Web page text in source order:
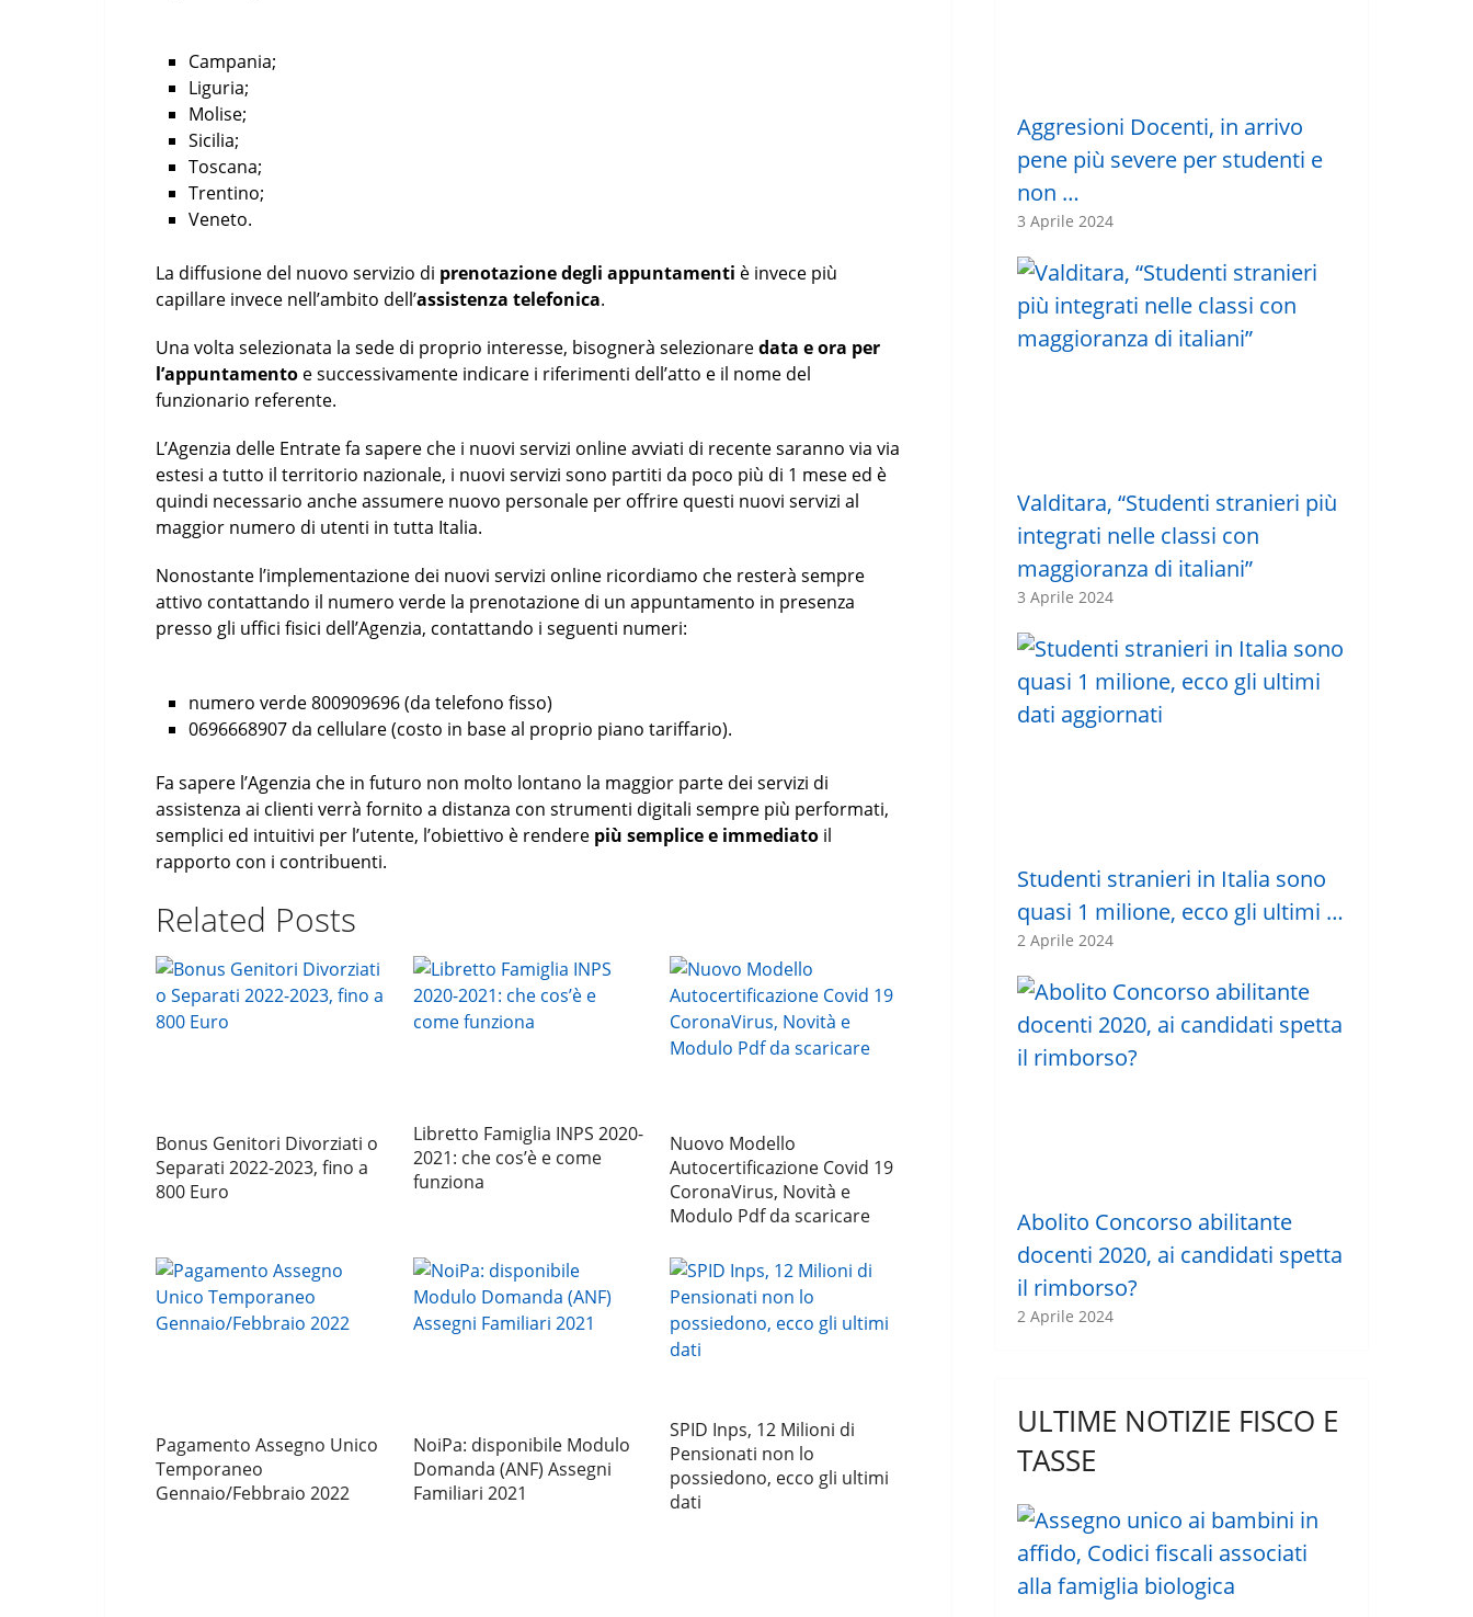
Campania;
Liguria;
Molise;
Sicilia;
Toscana;
Trentino;
Veneto.
La diffusione del nuovo servizio di prenotazione degli appuntamenti è invece più
capillare invece nell’ambito dell’assistenza telefonica.
Una volta selezionata la sede di proprio interesse, bisognerà selezionaredata e ora per
l’appuntamento e successivamente indicare i riferimenti dell’atto e il nome del
funzionario referente.
L’Agenzia delle Entrate fa sapere che i nuovi servizi online avviati di recente saranno via via
estesi a tutto il territorio nazionale, i nuovi servizi sono partiti da poco più di 1 mese ed è
quindi necessario anche assumere nuovo personale per offrire questi nuovi servizi al
maggior numero di utenti in tutta Italia.
Nonostante l’implementazione dei nuovi servizi online ricordiamo che resterà sempre
attivo contattando il numero verde la prenotazione di un appuntamento in presenza
presso gli uffici fisici dell’Agenzia, contattando i seguenti numeri:
numero verde 800909696 (da telefono fisso)
0696668907 da cellulare (costo in base al proprio piano tariffario).
Fa sapere l’Agenzia che in futuro non molto lontano la maggior parte dei servizi di
assistenza ai clienti verrà fornito a distanza con strumenti digitali sempre più performati,
semplici ed intuitivi per l’utente, l’obiettivo è rendere più semplice e immediato il
rapporto con i contribuenti.
Related Posts
Bonus Genitori Divorziati o
Separati 2022-2023, fino a
800 Euro
Libretto Famiglia INPS 2020-
2021: che cos’è e come
funziona
Nuovo Modello
Autocertificazione Covid 19
CoronaVirus, Novità e
Modulo Pdf da scaricare
Pagamento Assegno Unico
Temporaneo
Gennaio/Febbraio 2022
NoiPa: disponibile Modulo
Domanda (ANF) Assegni
Familiari 2021
SPID Inps, 12 Milioni di
Pensionati non lo
possiedono, ecco gli ultimi
dati
Aggresioni Docenti, in arrivo
pene più severe per studenti e
non …
3 Aprile 2024
Valditara, “Studenti stranieri più
integrati nelle classi con
maggioranza di italiani”
3 Aprile 2024
Studenti stranieri in Italia sono
quasi 1 milione, ecco gli ultimi …
2 Aprile 2024
Abolito Concorso abilitante
docenti 2020, ai candidati spetta
il rimborso?
2 Aprile 2024
ULTIME NOTIZIE FISCO E
TASSE